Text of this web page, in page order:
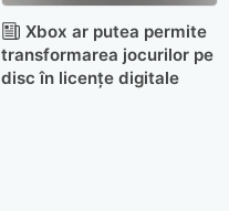
Xbox ar putea permite
transformarea jocurilor pe
disc în licențe digitale